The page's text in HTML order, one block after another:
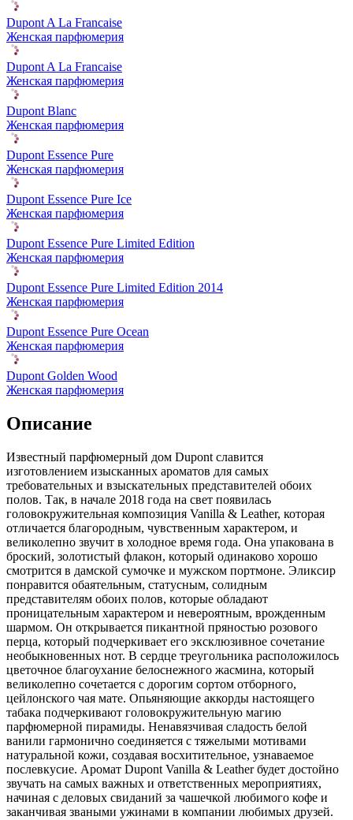
Dupont A La Francaise
Женская парфюмерия
Dupont A La Francaise
Женская парфюмерия
Dupont Blanc
Женская парфюмерия
Dupont Essence Pure
Женская парфюмерия
Dupont Essence Pure Ice
Женская парфюмерия
Dupont Essence Pure Limited Edition
Женская парфюмерия
Dupont Essence Pure Limited Edition 2014
Женская парфюмерия
Dupont Essence Pure Ocean
Женская парфюмерия
Dupont Golden Wood
Женская парфюмерия
Описание
Известный парфюмерный дом Dupont славится
изготовлением изысканных ароматов для самых
требовательных и взыскательных представителей обоих
полов. Так, в начале 2018 года на свет появилась
головокружительная композиция Vanilla & Leather, которая
отличается благородным, чувственным характером, и
великолепно звучит в холодное время года. Она упакована в
броский, золотистый флакон, который одинаково хорошо
смотрится в дамской сумочке и мужском портмоне. Эликсир
понравится обаятельным, статусным, солидным
представителям обоих полов, которые обладают
проницательным характером и невероятным, врожденным
шармом. Он открывается пикантной пряностью розового
перца, который подчеркивает его эксклюзивное сочетание
необыкновенных нот. В сердце треугольника расположилось
цветочное благоухание белоснежного жасмина, который
великолепно сочетается с дорогим сортом отборного,
цейлонского чая мате. Опьяняющие аккорды настоящего
табака подчеркивают головокружительную магию
парфюмерной пирамиды. Ненавязчивая сладость белой
ванили гармонично соединяется с тяжелыми мотивами
натуральной кожи, создавая восхитительное, узнаваемое
послевкусие. Аромат Dupont Vanilla & Leather будет достойно
звучать на самых важных и ответственных мероприятиях,
начиная с деловых свиданий за чашечкой любимого кофе и
заканчивая зваными ужинами в компании любимых друзей.